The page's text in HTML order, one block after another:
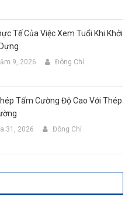
Tế Của Việc Xem Tuổi Khi Khởi
9, 2026 Đông Chí
Tấm Cường Độ Cao Với Thép
31, 2026 Đông Chí